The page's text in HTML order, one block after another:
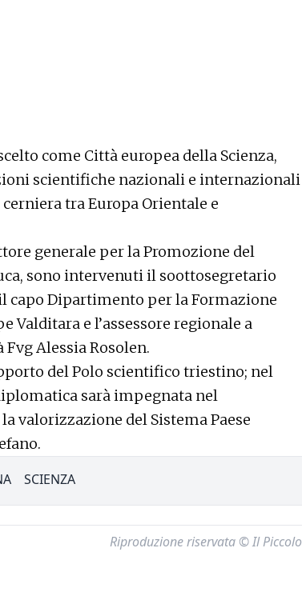
come Città europea della Scienza,
scientifiche nazionali e internazionali
tra Europa Orientale e
generale per la Promozione del
sono intervenuti il soottosegretario
capo Dipartimento per la Formazione
Valditara e l’assessore regionale a
Alessia Rosolen.
del Polo scientifico triestino; nel
sarà impegnata nel
valorizzazione del Sistema Paese
SCIENZA
Riproduzione riservata © Il Piccolo